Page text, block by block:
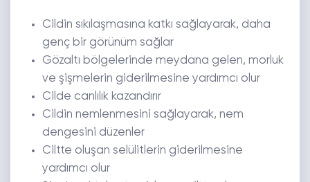
Cildin sıkılaşmasına katkı sağlayarak, daha
genç bir görünüm sağlar
Gözaltı bölgelerinde meydana gelen, morluk
ve şişmelerin giderilmesine yardımcı olur
Cilde canlılık kazandırır
Cildin nemlenmesini sağlayarak, nem
dengesini düzenler
Ciltte oluşan selülitlerin giderilmesine
yardımcı olur